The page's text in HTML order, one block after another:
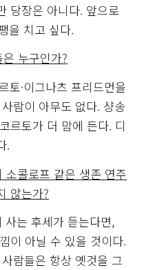
당장은 아니다. 앞으로
을 치고 싶다.
누구인가?
토·이그나츠 프리드먼을
람이 아무도 없다. 샹송
르토가 더 맘에 든다. 디
.
소콜로프 같은 생존 연주
않는가?
는 후세가 듣는다면,
이 아닐 수 있을 것이다.
람들은 항상 옛것을 그